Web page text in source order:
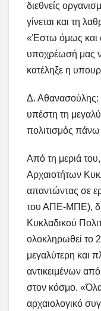
διεθνείς
γίνεται και τη
«Έστω όμως και
υποχρέωσή μας
κατέληξε η
Δ. Αθανασούλης:
υπέστη τη
πολιτισμός
Από τη μεριά
Αρχαιοτήτων
απαντώντας σε
του ΑΠΕ-ΜΠΕ),
Κυκλαδικού
ολοκληρωθεί το
μεγαλύτερη και
αντικειμένων
στον κόσμο. «Όλα
αρχαιολογικό